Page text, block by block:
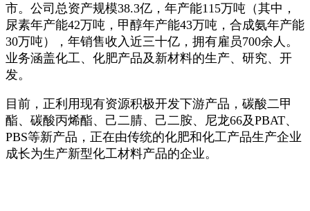
市。公司总资产规模38.3亿，年产能115万吨（其中，
尿素年产能42万吨，甲醇年产能43万吨，合成氨年产能
30万吨），年销售收入近三十亿，拥有雇员700余人。
业务涵盖化工、化肥产品及新材料的生产、研究、开
发。
目前，正利用现有资源积极开发下游产品，碳酸二甲
酯、碳酸丙烯酯、己二腈、己二胺、尼龙66及PBAT、
PBS等新产品，正在由传统的化肥和化工产品生产企业
成长为生产新型化工材料产品的企业。